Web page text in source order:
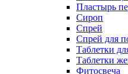
Пластырь
Сироп
Спрей
Спрей для
Таблетки
Таблетки
Фитосвеча